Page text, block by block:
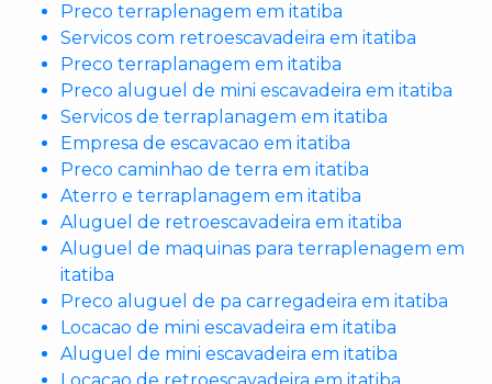
Preco terraplenagem em itatiba
Servicos com retroescavadeira em itatiba
Preco terraplanagem em itatiba
Preco aluguel de mini escavadeira em itatiba
Servicos de terraplanagem em itatiba
Empresa de escavacao em itatiba
Preco caminhao de terra em itatiba
Aterro e terraplanagem em itatiba
Aluguel de retroescavadeira em itatiba
Aluguel de maquinas para terraplenagem em
itatiba
Preco aluguel de pa carregadeira em itatiba
Locacao de mini escavadeira em itatiba
Aluguel de mini escavadeira em itatiba